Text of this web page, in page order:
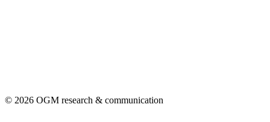
© 2026 OGM research & communication